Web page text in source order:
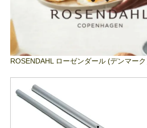
ROSENDAHL ローゼンダール (デンマーク